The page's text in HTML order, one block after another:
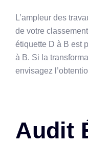
L’ampleur des
de votre
étiquette D à B est
à B. Si la
envisagez
Audit